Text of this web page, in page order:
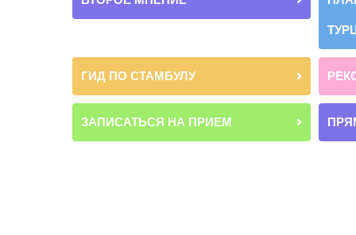
ГИД ПО СТАМБУЛУ
ЗАПИСАТЬСЯ НА ПРИЕМ